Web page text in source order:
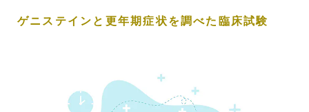
ゲニステインと更年期症状を調べた臨床試験